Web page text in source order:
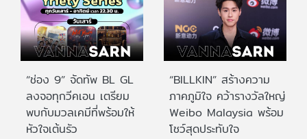
“ช่อง 9” จัดทัพ BL GL
ลงจอทุกวีคเอน เตรียม
พบกับมวลเคมีที่พร้อมให้
หัวใจเต้นรัว
“BILLKIN” สร้างความ
ภาคภูมิใจ คว้ารางวัลใหญ่
Weibo Malaysia พร้อม
โชว์สุดประทับใจ